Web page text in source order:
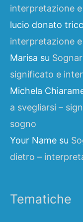
interpretazione
lucio donato
interpretazione
Marisa su
significato e
Michela
a svegliarsi –
sogno
Your Name su
dietro –
Tematiche